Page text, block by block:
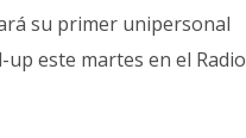
su primer unipersonal
up este martes en el Radio